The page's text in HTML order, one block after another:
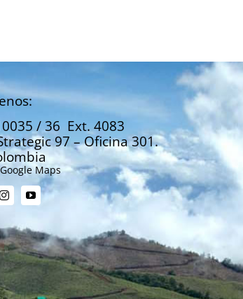
/ 36 Ext. 4083
97 – Oficina 301.
Maps